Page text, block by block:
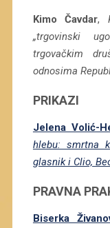
Kimo Čavdar,
„trgovinski
trgovačkim
odnosima
PRIKAZI
Jelena Volić-
hlebu: smrtna
glasnik i Clio,
PRAVNA
Biserka